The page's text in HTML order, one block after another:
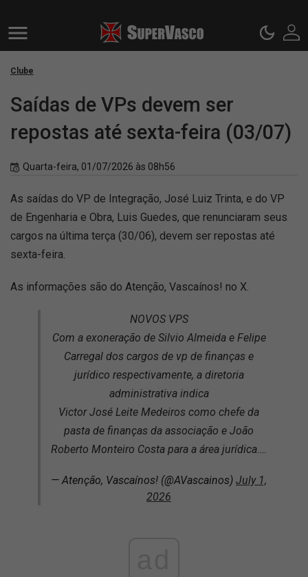
Clube
Saídas de VPs devem ser
repostas até sexta-feira (03/07)
Quarta-feira, 01/07/2026 às 08h56
As saídas do VP de Integração, José Luiz Trinta, e do VP
de Engenharia e Obra, Luis Guedes, que renunciaram seus
cargos na última terça (30/06), devem ser repostas até
sexta-feira.
As informações são do Atenção, Vascaínos! no X.
NOVOS VPS
Com a exoneração de Silvio Almeida e Felipe
Carregal dos cargos de vp de finanças e
jurídico respectivamente, a diretoria
administrativa indica
Victor José Leite Medeiros como chefe da
pasta de finanças da associação e João
Roberto Monteiro Costa para a área jurídica.…
— Atenção, Vascaínos! (@AVascainos) July 1,
2026